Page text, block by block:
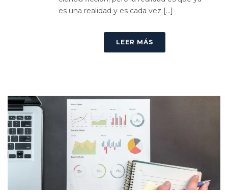
es una realidad y es cada vez [...]
LEER MÁS